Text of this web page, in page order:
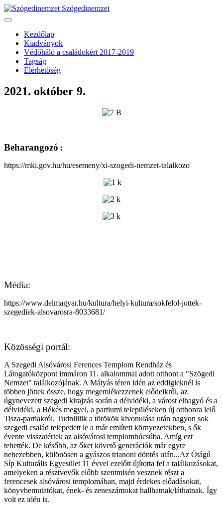
Szögedinemzet
Kezdőlap
Kiadványok
Védőháló a családokért 2017-2019
Tagság
Elérhetőség
2021. október 9.
Beharangozó :
https://mki.gov.hu/hu/esemeny/xi-szogedi-nemzet-talalkozo
Média:
https://www.delmagyar.hu/kultura/helyi-kultura/sokfelol-jottek-
szegediek-alsovarosra-8033681/
Közösségi portál:
A Szegedi Alsóvárosi Ferences Templom Rendház és
Látogatóközpont immáron 11. alkalommal adott otthont a "Szögedi
Nemzet" találkozójának. A Mátyás téren idén az eddigieknél is
többen jöttek össze, hogy megemlékezzenek elődeikről, az
úgynevezett szegedi kirajzás során a délvidéki, a várost elhagyó és a
délvidéki, a Békés megyei, a partiumi településeken új otthonra lelő
Tisza-partiakról. Tudniillik a törökök kivonulása után nagyon sok
szegedi család telepedett le a már említett környezetekben, s ők
évente visszatértek az alsóvárosi templombúcsúba. Amíg ezt
tehették. De később, az őket követő generációk már egyre
nehezebben, különösen a gyászos trianoni döntés után...Az Ötágú
Síp Kulturális Egyesület 11 évvel ezelőtt újította fel a találkozásokat,
amelyeken a résztvevők előbb szentmisén vesznek részt a
ferencesek alsóvárosi templomában, majd érdekes előadásokat,
könyvbemutatókat, ének- és zeneszámokat hallhatnak/láthatnak. Így
volt ez idén is.